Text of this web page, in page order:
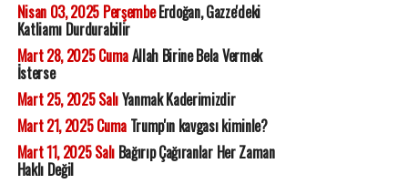
Nisan 03, 2025 PerşembeErdoğan, Gazze'deki
Katliamı Durdurabilir
Mart 28, 2025 CumaAllah Birine Bela Vermek
İsterse
Mart 25, 2025 SalıYanmak Kaderimizdir
Mart 21, 2025 CumaTrump'ın kavgası kiminle?
Mart 11, 2025 SalıBağırıp Çağıranlar Her Zaman
Haklı Değil